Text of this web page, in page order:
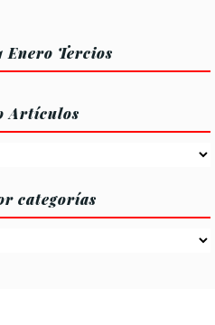
Enero Tercios
Artículos
categorías